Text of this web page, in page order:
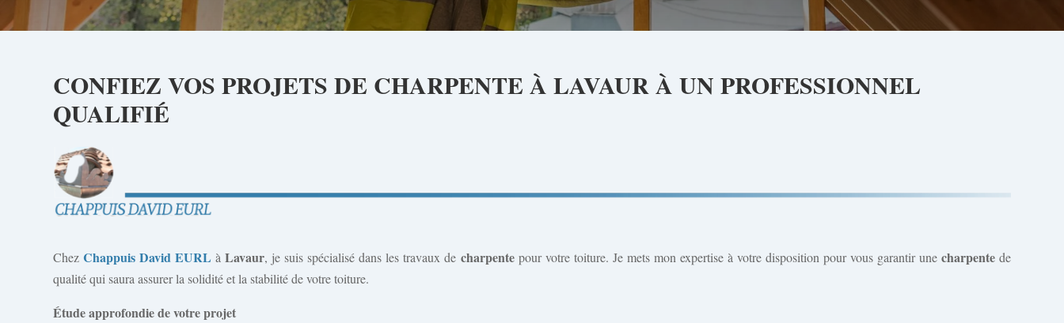
CONFIEZ VOS PROJETS DE CHARPENTE ÀLAVAURÀ UN PROFESSIONNEL
QUALIFIÉ
ChezChappuis David EURL àLavaur, je suis spécialisé dans les travaux de charpentepour votre toiture. Je mets mon expertise à votre disposition pour vous garantir une charpentede
qualité qui saura assurer la solidité et la stabilité de votre toiture.
Étude approfondie de votre projet